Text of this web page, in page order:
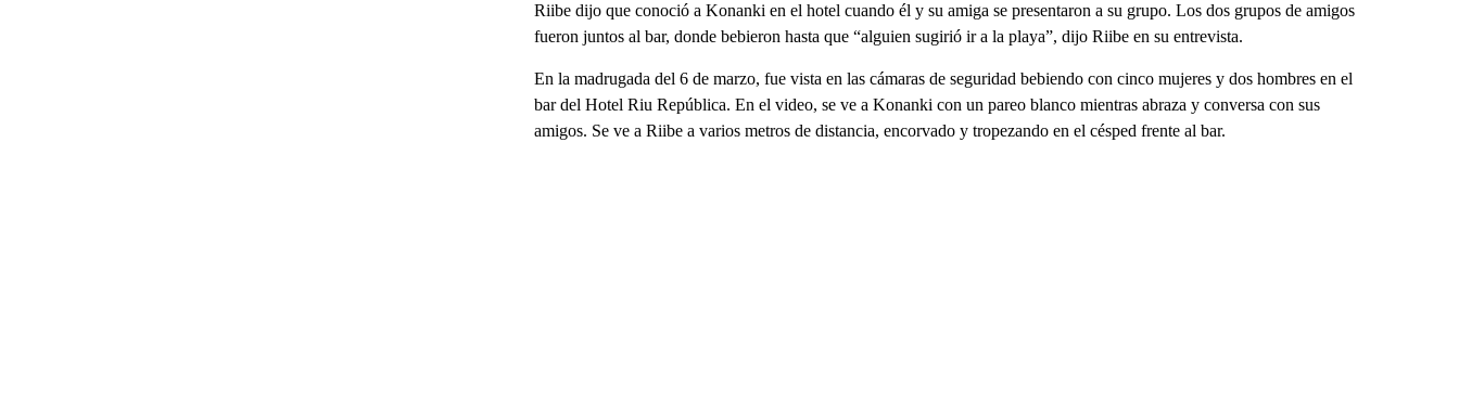
Riibe dijo que conoció a Konanki en el hotel cuando él y su amiga se presentaron a su grupo. Los dos grupos de amigos
fueron juntos al bar, donde bebieron hasta que “alguien sugirió ir a la playa”, dijo Riibe en su entrevista.
En la madrugada del 6 de marzo, fue vista en las cámaras de seguridad bebiendo con cinco mujeres y dos hombres en el
bar del Hotel Riu República. En el video, se ve a Konanki con un pareo blanco mientras abraza y conversa con sus
amigos. Se ve a Riibe a varios metros de distancia, encorvado y tropezando en el césped frente al bar.